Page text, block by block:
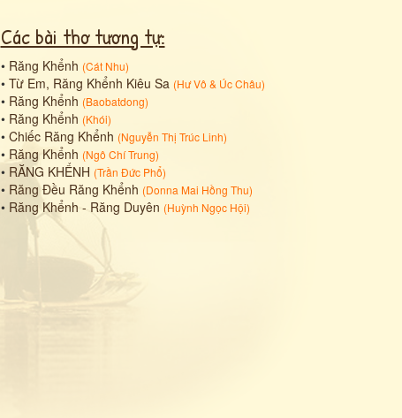
Các bài thơ tương tự:
• Răng Khểnh (Cát Nhu)
• Từ Em, Răng Khểnh Kiêu Sa (Hư Vô & Úc Châu)
• Răng Khểnh (Baobatdong)
• Răng Khểnh (Khói)
• Chiếc Răng Khểnh (Nguyễn Thị Trúc Linh)
• Răng Khểnh (Ngô Chí Trung)
• RĂNG KHỂNH (Trần Đức Phổ)
• Răng Đều Răng Khểnh (Donna Mai Hồng Thu)
• Răng Khểnh - Răng Duyên (Huỳnh Ngọc Hội)